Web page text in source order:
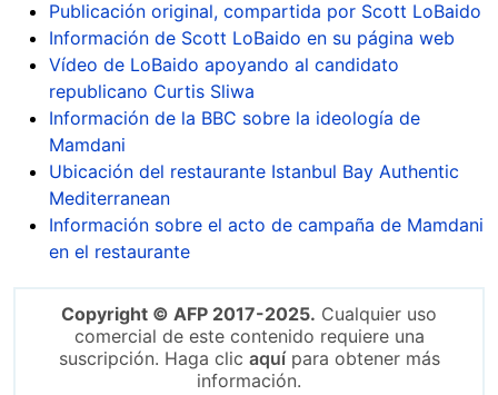
Publicación original, compartida por Scott LoBaido
Información de Scott LoBaido en su página web
Vídeo de LoBaido apoyando al candidato
republicano Curtis Sliwa
Información de la BBC sobre la ideología de
Mamdani
Ubicación del restaurante Istanbul Bay Authentic
Mediterranean
Información sobre el acto de campaña de Mamdani
en el restaurante
Copyright © AFP 2017-2025. Cualquier uso
comercial de este contenido requiere una
suscripción. Haga clic aquípara obtener más
información.